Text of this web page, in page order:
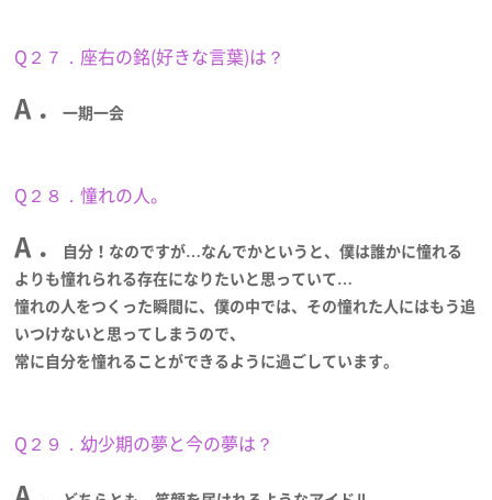
Q２７．座右の銘(好きな言葉)は？
A ．一期一会
Q２８．憧れの人。
A ．
自分！なのですが…なんでかというと、僕は誰かに憧れる
よりも憧れられる存在になりたいと思っていて…
憧れの人をつくった瞬間に、僕の中では、その憧れた人にはもう追
いつけないと思ってしまうので、
常に自分を憧れることができるように過ごしています。
Q２９．幼少期の夢と今の夢は？